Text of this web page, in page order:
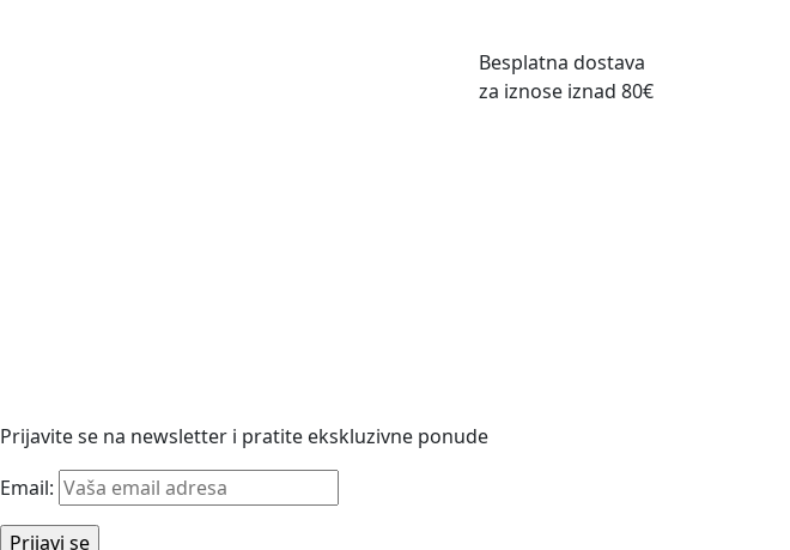
Besplatna dostava
za iznose iznad 80€
Prijavite se na newsletter i pratite ekskluzivne ponude
Email: